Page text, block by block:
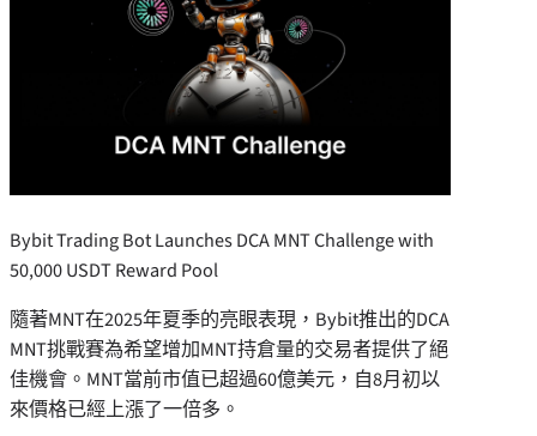
Bybit Trading Bot Launches DCA MNT Challenge with
50,000 USDT Reward Pool
隨著MNT在2025年夏季的亮眼表現，Bybit推出的DCA
MNT挑戰賽為希望增加MNT持倉量的交易者提供了絕
佳機會。MNT當前市值已超過60億美元，自8月初以
來價格已經上漲了一倍多。